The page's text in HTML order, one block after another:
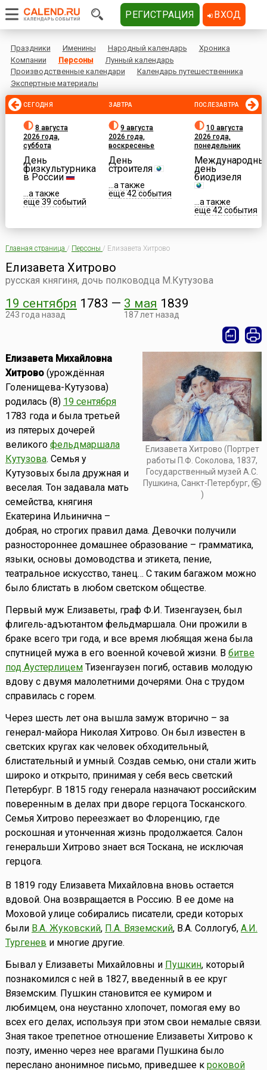
Праздники Именины Народный календарь
Хроника
Компании
Персоны
Лунный календарь
Производственные календари
Календарь путешественника
Экспертные материалы
СЕГОДНЯ
8 августа
2026 года,
суббота
День
физкультурника
в России
...а также
еще 39 событий
ЗАВТРА
9 августа
2026 года,
воскресенье
День
строителя
...а также
еще 42 события
ПОСЛЕЗАВТРА
10 августа
2026 года,
понедельник
день
биодизеля
...а также
еще 42 события
Главная страница / Персоны / Елизавета Хитрово
Елизавета Хитрово
русская княгиня, дочь полководца М.Кутузова
19 сентября 1783
243 года назад
— 3 мая 1839
187 лет назад
Елизавета Хитрово (Портрет
работы П.Ф. Соколова, 1837,
Государственный музей А.С.
Пушкина, Санкт-Петербург,
)
Елизавета Михайловна
Хитрово(урождённая
Голенищева-Кутузова)
родилась (8) 19 сентября
1783 года и была третьей
из пятерых дочерей
великого фельдмаршала
Кутузова. Семья у
Кутузовых была дружная и
веселая. Тон задавала мать
семейства, княгиня
Екатерина Ильинична –
добрая, но строгих правил дама. Девочки получили
разностороннее домашнее образование – грамматика,
языки, основы домоводства и этикета, пение,
театральное искусство, танец… С таким багажом можно
было блистать в любом светском обществе.
Первый муж Елизаветы, граф Ф.И. Тизенгаузен, был
флигель-адъютантом фельдмаршала. Они прожили в
браке всего три года, и все время любящая жена была
спутницей мужа в его военной кочевой жизни. В битве
под АустерлицемТизенгаузен погиб, оставив молодую
вдову с двумя малолетними дочерями. Она с трудом
справилась с горем.
Через шесть лет она вышла замуж вторично – за
генерал-майора Николая Хитрово. Он был известен в
светских кругах как человек обходительный,
блистательный и умный. Создав семью, они стали жить
широко и открыто, принимая у себя весь светский
Петербург. В 1815 году генерала назначают российским
поверенным в делах при дворе герцога Тосканского.
Семья Хитрово переезжает во Флоренцию, где
роскошная и утонченная жизнь продолжается. Салон
генеральши Хитрово знает вся Тоскана, не исключая
герцога.
В 1819 году Елизавета Михайловна вновь остается
вдовой. Она возвращается в Россию. В ее доме на
Моховой улице собирались писатели, среди которых
были В.А. Жуковский, П.А. Вяземский, В.А. Соллогуб, А.И.
Тургенев и многие другие.
Бывал у Елизаветы Михайловны и Пушкин, который
познакомился с ней в 1827, введенный в ее круг
Вяземским. Пушкин становится ее кумиром и
любимцем, она неустанно хлопочет, помогая ему во
всех его делах, используя при этом свои немалые связи.
Зная такое трепетное отношение Елизаветы Хитрово к
поэту, именно через нее врагами Пушкина было
переслано анонимное письмо, приведшее к роковой
РЕГИСТРАЦИЯ ВХОД